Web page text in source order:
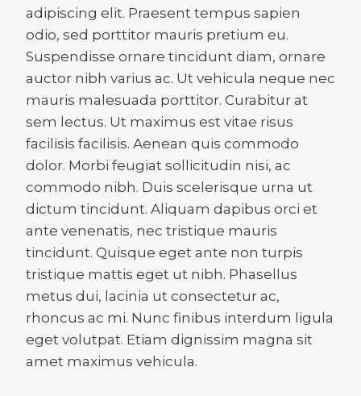
adipiscing elit. Praesent tempus sapien
odio, sed porttitor mauris pretium eu.
Suspendisse ornare tincidunt diam, ornare
auctor nibh varius ac. Ut vehicula neque nec
mauris malesuada porttitor. Curabitur at
sem lectus. Ut maximus est vitae risus
facilisis facilisis. Aenean quis commodo
dolor. Morbi feugiat sollicitudin nisi, ac
commodo nibh. Duis scelerisque urna ut
dictum tincidunt. Aliquam dapibus orci et
ante venenatis, nec tristique mauris
tincidunt. Quisque eget ante non turpis
tristique mattis eget ut nibh. Phasellus
metus dui, lacinia ut consectetur ac,
rhoncus ac mi. Nunc finibus interdum ligula
eget volutpat. Etiam dignissim magna sit
amet maximus vehicula.